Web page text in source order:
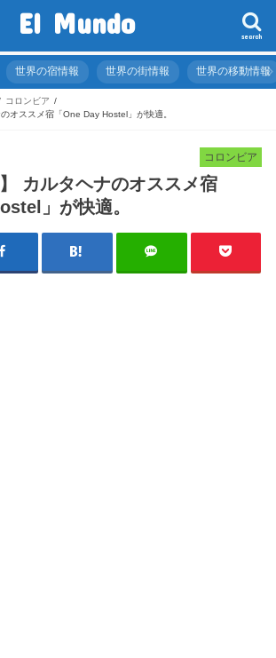
El Mundo search
世界の宿情報 世界の街情報 世界の移動情報
コロンビア
オススメ宿「One Day Hostel」が快適。
コロンビア
】 カルタヘナのオススメ宿
」が快適。